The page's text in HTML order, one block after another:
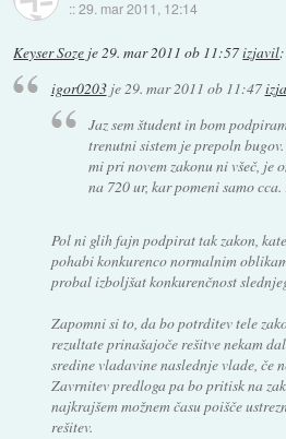
::29. mar 2011, 12:14
Keyser Soze je29. mar 2011 ob 11:57izjavil:
igor0203je29. mar 2011 ob 11:47
Jaz sem študent in bom
trenutni sistem je prepoln
mi pri novem zakonu ni všeč, je
na 720 ur, kar pomeni samo
Pol ni glih fajn podpirat tak zakon,
pohabi konkurenco normalnim
probal izboljšat konkurenčnost
Zapomni si to, da bo potrditev tele
rezultate prinašajoče rešitve nekam
sredine vladavine naslednje vlade, če
Zavrnitev predloga pa bo pritisk na
najkrajšem možnem času poišče
rešitev.